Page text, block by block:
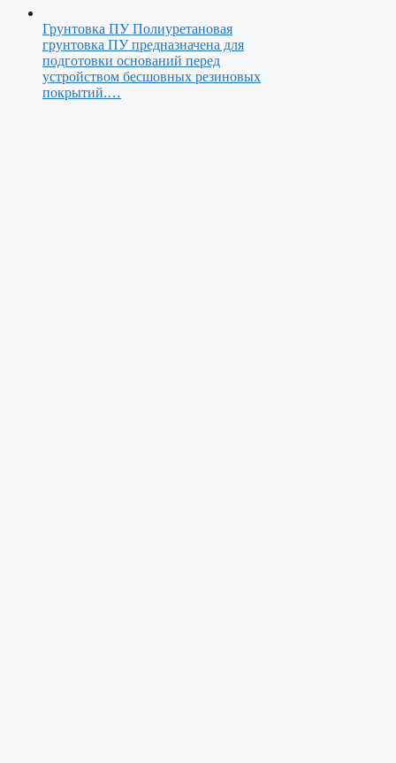
Грунтовка ПУ Полиуретановая
грунтовка ПУ предназначена для
подготовки оснований перед
устройством бесшовных резиновых
покрытий.…